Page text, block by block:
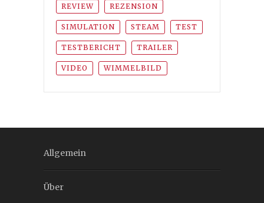
REVIEW REZENSION
SIMULATION STEAM TEST
TESTBERICHT TRAILER
VIDEO WIMMELBILD
Allgemein
Über